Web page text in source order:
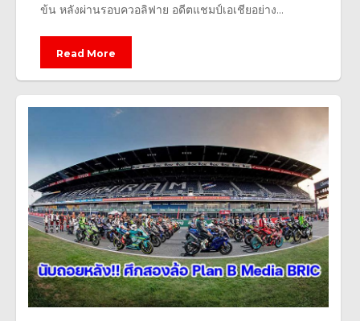
ข้น หลังผ่านรอบควอลิฟาย อดีตแชมป์เอเชียอย่าง...
Read More